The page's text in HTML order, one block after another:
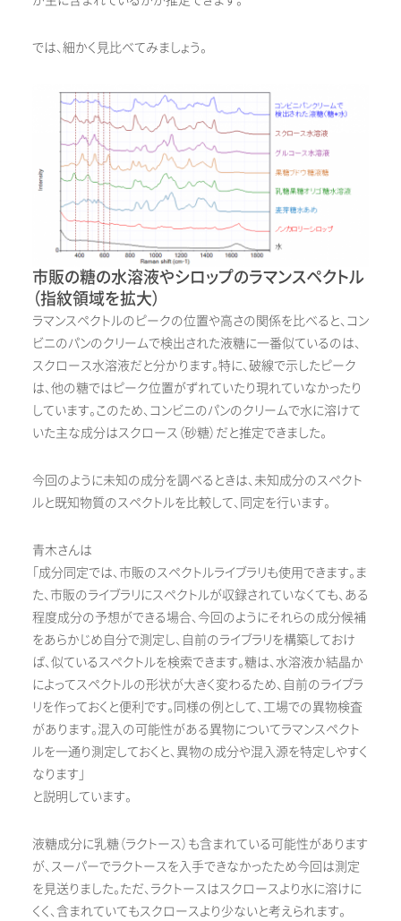
では、細かく見比べてみましょう。
市販の糖の水溶液やシロップのラマンスペクトル
（指紋領域を拡大）
ラマンスペクトルのピークの位置や高さの関係を比べると、コン
ビニのパンのクリームで検出された液糖に一番似ているのは、
スクロース水溶液だと分かります。特に、破線で示したピーク
は、他の糖ではピーク位置がずれていたり現れていなかったり
しています。このため、コンビニのパンのクリームで水に溶けて
いた主な成分はスクロース（砂糖）だと推定できました。
今回のように未知の成分を調べるときは、未知成分のスペクト
ルと既知物質のスペクトルを比較して、同定を行います。
青木さんは
「成分同定では、市販のスペクトルライブラリも使用できます。ま
た、市販のライブラリにスペクトルが収録されていなくても、ある
程度成分の予想ができる場合、今回のようにそれらの成分候補
をあらかじめ自分で測定し、自前のライブラリを構築しておけ
ば、似ているスペクトルを検索できます。糖は、水溶液か結晶か
によってスペクトルの形状が大きく変わるため、自前のライブラ
リを作っておくと便利です。同様の例として、工場での異物検査
があります。混入の可能性がある異物についてラマンスペクト
ルを一通り測定しておくと、異物の成分や混入源を特定しやすく
なります」
と説明しています。
液糖成分に乳糖（ラクトース）も含まれている可能性があります
が、スーパーでラクトースを入手できなかったため今回は測定
を見送りました。ただ、ラクトースはスクロースより水に溶けに
くく、含まれていてもスクロースより少ないと考えられます。